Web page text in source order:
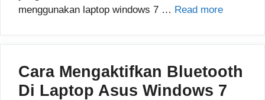
menggunakan laptop windows 7 … Read more
Cara Mengaktifkan Bluetooth
Di Laptop Asus Windows 7